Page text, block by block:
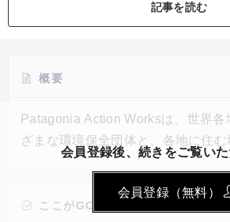
記事を読む
概要
Patagonia Action Worksは、世界各
ざまな環境保全団体と、各地に住
プラットフォーム。ユーザーが自分
を入力すると、そこで活動する団体
ントを見つけられるようになる。各
ここがGOOD!
会員登録後、続きをご覧いた
会員登録（無料）